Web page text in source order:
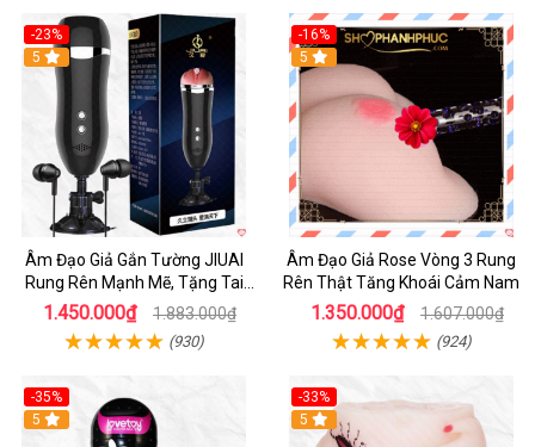
-23%
5
Âm Đạo Giả Gắn Tường JIUAI
Rung Rên Mạnh Mẽ, Tặng Tai
Nghe
1.450.000₫ 1.883.000₫
(930)
-16%
5
Âm Đạo Giả Rose Vòng 3 Rung
Rên Thật Tăng Khoái Cảm Nam
1.350.000₫ 1.607.000₫
(924)
-35%
5
-33%
5